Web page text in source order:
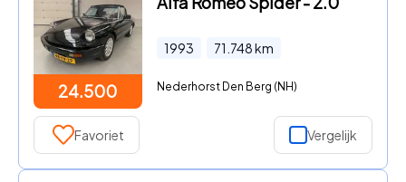
24.500
1993 71.748km
Nederhorst Den Berg (NH)
Favoriet Vergelijk